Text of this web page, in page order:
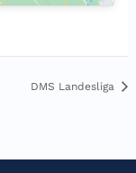
DMS Landesliga